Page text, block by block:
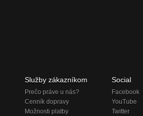
Služby zákazníkom
Prečo práve u nás?
Cenník dopravy
Možnosti platby
Social
Facebook
YouTube
Twitter